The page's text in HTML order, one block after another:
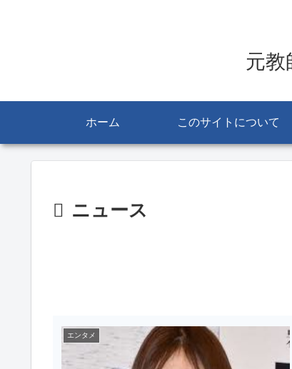
元
ホーム このサイトについて
ニュース
エンタメ